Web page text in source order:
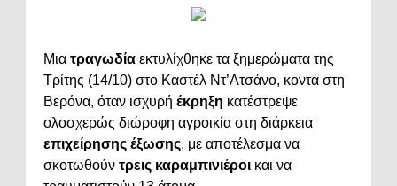
Μια τραγωδία εκτυλίχθηκε τα ξημερώματα της
Τρίτης (14/10) στο Καστέλ Ντ’Ατσάνο, κοντά στη
Βερόνα, όταν ισχυρή έκρηξη κατέστρεψε
ολοσχερώς διώροφη αγροικία στη διάρκεια
επιχείρησης έξωσης, με αποτέλεσμα να
σκοτωθούν τρεις καραμπινιέροι και να